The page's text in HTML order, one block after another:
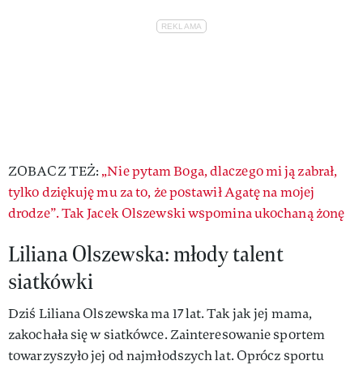
ZOBACZ TEŻ: „Nie pytam Boga, dlaczego mi ją zabrał,
tylko dziękuję mu za to, że postawił Agatę na mojej
drodze”. Tak Jacek Olszewski wspomina ukochaną żonę
Liliana Olszewska: młody talent
siatkówki
Dziś Liliana Olszewska ma 17 lat. Tak jak jej mama,
zakochała się w siatkówce. Zainteresowanie sportem
towarzyszyło jej od najmłodszych lat. Oprócz sportu